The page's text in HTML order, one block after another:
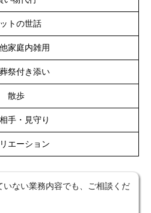
トの世話
家庭内雑用
祭付き添い
散歩
手・見守り
エーション
いない業務内容でも、ご相談くだ